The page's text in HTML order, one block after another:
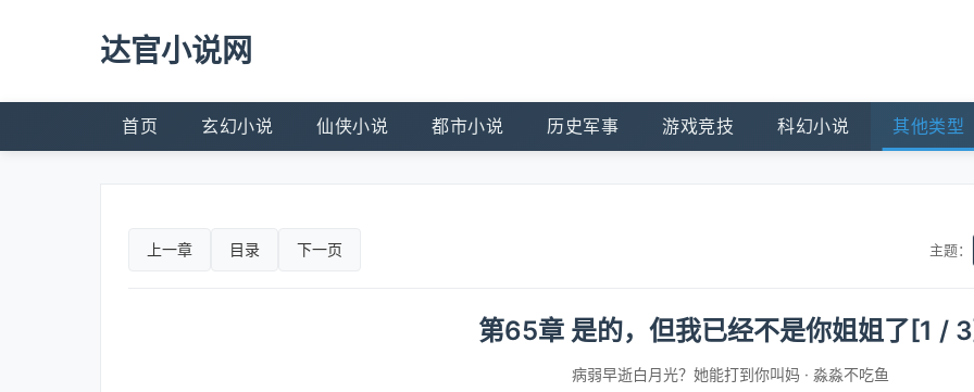
达官小说网
首页 玄幻小说 仙侠小说 都市小说 历史军事 游戏竞技 科幻小说 其他类型
上一章 目录 下一页 主题：
第65章 是的，但我已经不是你姐姐了[1 /
病弱早逝白月光？她能打到你叫妈 · 淼淼不吃鱼